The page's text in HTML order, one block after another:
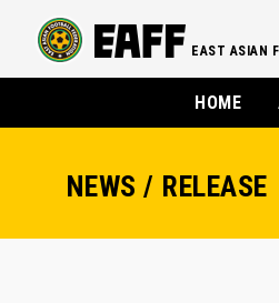
EAST ASIAN
HOME
NEWS / RELEASE